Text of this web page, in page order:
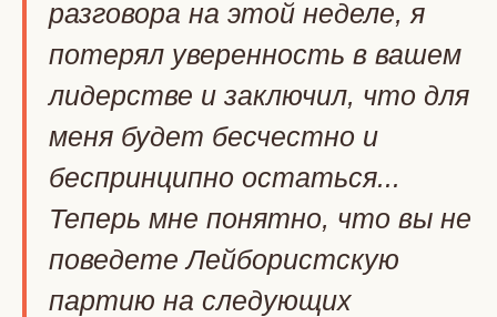
разговора на этой неделе, я
потерял уверенность в вашем
лидерстве и заключил, что для
меня будет бесчестно и
беспринципно остаться...
Теперь мне понятно, что вы не
поведете Лейбористскую
партию на следующих